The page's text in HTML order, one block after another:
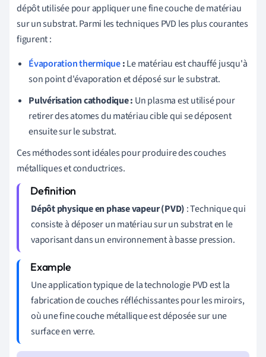
dépôt utilisée pour appliquer une fine couche de matériau
sur un substrat. Parmi les techniques PVD les plus courantes
figurent :
Évaporation thermique:Le matériau est chauffé jusqu'à
son point d'évaporation et déposé sur le substrat.
Pulvérisation cathodique : Un plasma est utilisé pour
retirer des atomes du matériau cible qui se déposent
ensuite sur le substrat.
Ces méthodes sont idéales pour produire des couches
métalliques et conductrices.
Dépôt physique en phase vapeur (PVD) : Technique qui
consiste à déposer un matériau sur un substrat en le
vaporisant dans un environnement à basse pression.
Une application typique de la technologie PVD est la
fabrication de couches réfléchissantes pour les miroirs,
où une fine couche métallique est déposée sur une
surface en verre.